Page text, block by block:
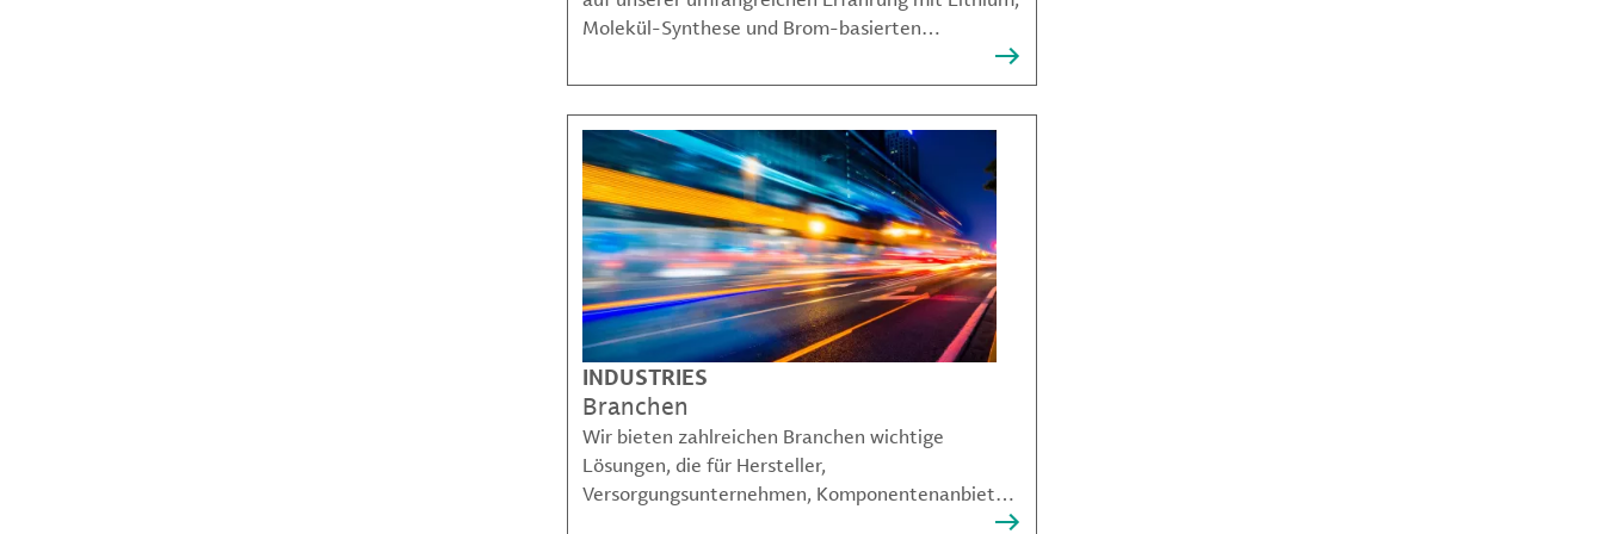
Molekül-Synthese und Brom-basierten
Angeboten aufbauen und unseren Kunden dabei
helfen, komplexe Herausforderungen zu
bewältigen.
INDUSTRIES
Branchen
Wir bieten zahlreichen Branchen wichtige
Lösungen, die für Hersteller,
Versorgungsunternehmen, Komponentenanbieter,